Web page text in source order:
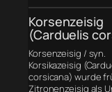
Korsenzeisig
(Carduelis
Korsenzeisig / syn.
Korsikazeisig
corsicana) wurde
Zitronenzeisig als